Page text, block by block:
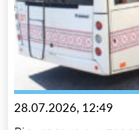
28.07.2026, 12:49